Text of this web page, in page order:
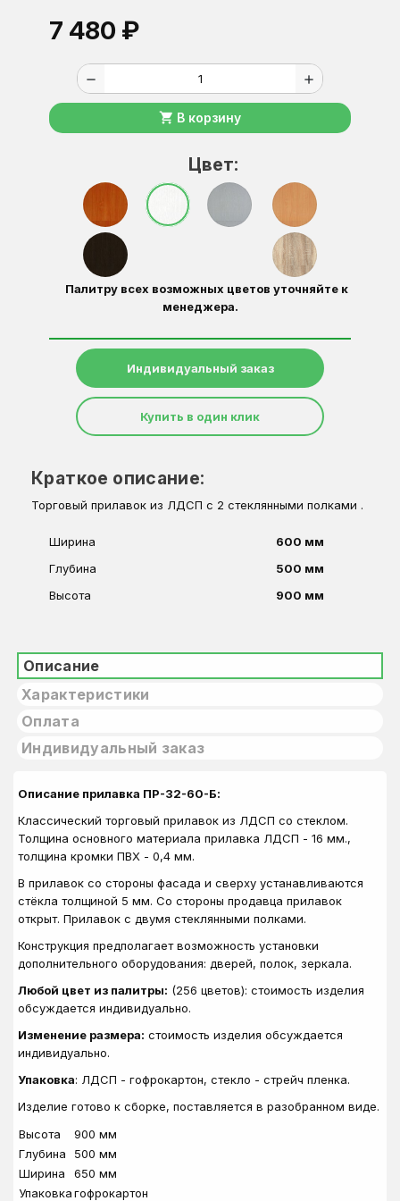
7 480 ₽
remove add
shopping_cart В корзину
Цвет:
Палитру всех возможных цветов уточняйте к
менеджера.
Индивидуальный заказ
Купить в один клик
Краткое описание:
Торговый прилавок из ЛДСП с 2 стеклянными полками .
Ширина
600 мм
Глубина
500 мм
Высота
900 мм
Описание
Характеристики
Оплата
Индивидуальный заказ
Описание прилавка ПР-32-60-Б:
Классический торговый прилавок из ЛДСП со стеклом.
Толщина основного материала прилавка ЛДСП - 16 мм.,
толщина кромки ПВХ - 0,4 мм.
В прилавок со стороны фасада и сверху устанавливаются
стёкла толщиной 5 мм. Со стороны продавца прилавок
открыт. Прилавок с двумя стеклянными полками.
Конструкция предполагает возможность установки
дополнительного оборудования: дверей, полок, зеркала.
Любой цвет из палитры: (256 цветов): стоимость изделия
обсуждается индивидуально.
Изменение размера: стоимость изделия обсуждается
индивидуально.
Упаковка: ЛДСП - гофрокартон, стекло - стрейч пленка.
Изделие готово к сборке, поставляется в разобранном виде.
Высота
900 мм
Глубина
500 мм
Ширина
650 мм
Упаковкагофрокартон